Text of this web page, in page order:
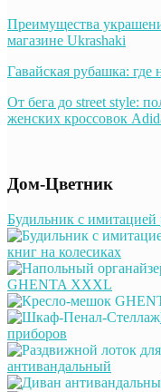
Преимущества
магазине Ukrashaki
Гавайская рубашка: где
От бега до street style:
женских кроссовок
Дом-Цветник
Будильник с имитацией
книг на колесиках
GHENTA XXXL
приборов
антивандальный